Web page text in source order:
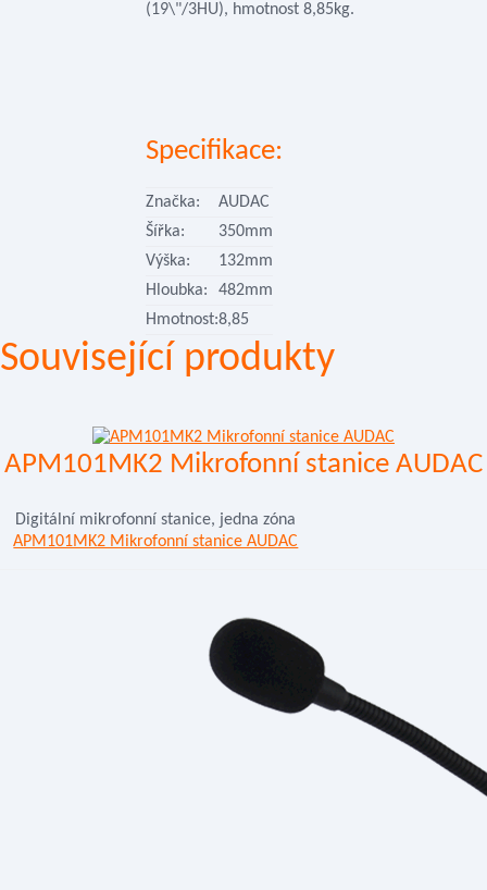
(19\"/3HU), hmotnost 8,85kg.
Specifikace:
Značka:
AUDAC
Šířka:
350mm
Výška:
132mm
Hloubka:
482mm
Hmotnost:8,85
Související produkty
APM101MK2 Mikrofonní stanice AUDAC
Digitální mikrofonní stanice, jedna zóna
APM101MK2 Mikrofonní stanice AUDAC